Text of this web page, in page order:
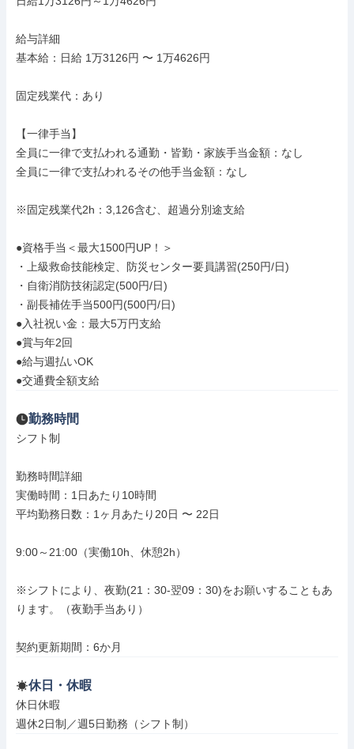
給与詳細
基本給：日給 1万3126円 〜 1万4626円
固定残業代：あり
【一律手当】
全員に一律で支払われる通勤・皆勤・家族手当金額：なし
全員に一律で支払われるその他手当金額：なし
※固定残業代2h：3,126含む、超過分別途支給
●資格手当＜最大1500円UP！＞
・上級救命技能検定、防災センター要員講習(250円/日)
・自衛消防技術認定(500円/日)
・副長補佐手当500円(500円/日)
●入社祝い金：最大5万円支給
●賞与年2回
●給与週払いOK
●交通費全額支給
勤務時間
シフト制
勤務時間詳細
実働時間：1日あたり10時間
平均勤務日数：1ヶ月あたり20日 〜 22日
9:00～21:00（実働10h、休憩2h）
※シフトにより、夜勤(21：30-翌09：30)をお願いすることもあ
ります。（夜勤手当あり）
契約更新期間：6か月
休日・休暇
休日休暇
週休2日制／週5日勤務（シフト制）